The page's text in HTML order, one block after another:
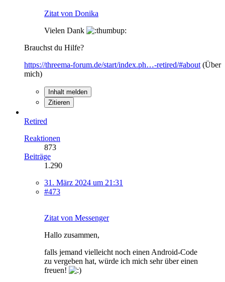
Zitat von Donika
Vielen Dank
Brauchst du Hilfe?
https://threema-forum.de/start/index.ph…-retired/#about (Über
mich)
Inhalt melden
Zitieren
Retired
Reaktionen
873
Beiträge
1.290
31. März 2024 um 21:31
#473
Zitat von Messenger
Hallo zusammen,
falls jemand vielleicht noch einen Android-Code
zu vergeben hat, würde ich mich sehr über einen
freuen!